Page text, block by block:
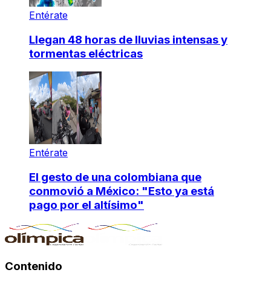
Entérate
Llegan 48 horas de lluvias intensas y
tormentas eléctricas
Entérate
El gesto de una colombiana que
conmovió a México: "Esto ya está
pago por el altísimo"
Contenido